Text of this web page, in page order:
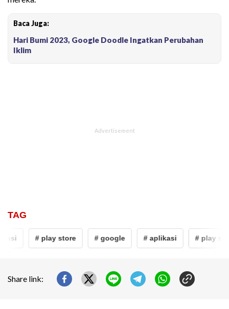
Baca Juga:
Hari Bumi 2023, Google Doodle Ingatkan Perubahan
Iklim
TAG
# play store # google # aplikasi # play
Share link: